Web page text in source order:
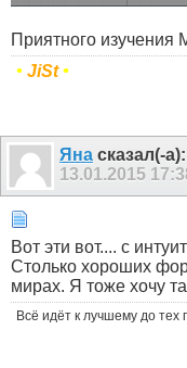
Приятного изучения
• JiSt•
Яна сказал(-а):
13.01.2015
Вот эти вот.... с
Столько хороших
мирах. Я тоже хочу
Всё идёт к лучшему до тех